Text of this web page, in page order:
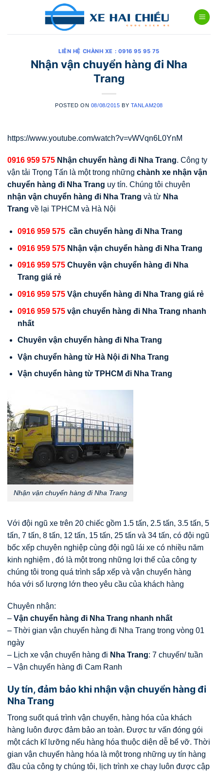
LIÊN HỆ CHÀNH XE : 0916 95 95 75
Nhận vận chuyển hàng đi Nha
Trang
POSTED ON 08/08/2015 BY TANLAM208
https://www.youtube.com/watch?v=vWVqn6L0YnM
0916 959 575 Nhận chuyển hàng đi Nha Trang. Công ty
vận tải Trọng Tấn là một trong những chành xe nhận vận
chuyển hàng đi Nha Trang uy tín. Chúng tôi chuyên
nhận vận chuyển hàng đi Nha Trang và từ Nha
Trang về lại TPHCM và Hà Nội
0916 959 575cần chuyển hàng đi Nha Trang
0916 959 575Nhận vận chuyển hàng đi Nha Trang
0916 959 575Chuyên vận chuyển hàng đi Nha
Trang giá rẻ
0916 959 575Vận chuyển hàng đi Nha Trang giá rẻ
0916 959 575vận chuyển hàng đi Nha Trang nhanh
nhất
Chuyên vận chuyển hàng đi Nha Trang
Vận chuyển hàng từ Hà Nội đi Nha Trang
Vận chuyển hàng từ TPHCM đi Nha Trang
Nhận vận chuyển hàng đi Nha Trang
Với đội ngũ xe trên 20 chiếc gồm 1.5 tấn, 2.5 tấn, 3.5 tấn, 5
tấn, 7 tấn, 8 tấn, 12 tấn, 15 tấn, 25 tấn và 34 tấn, có đội ngũ
bốc xếp chuyên nghiệp cùng đội ngũ lái xe có nhiều năm
kinh nghiệm , đó là một trong những lợi thế của công ty
chúng tôi trong quá trình sắp xếp và vận chuyển hàng
hóa với số lượng lớn theo yêu cầu của khách hàng
Chuyên nhận:
– Vận chuyển hàng đi Nha Trang nhanh nhất
– Thời gian vận chuyển hàng đi Nha Trang trong vòng 01
ngày
– Lịch xe vận chuyển hàng đi Nha Trang: 7 chuyến/ tuần
– Vận chuyển hàng đi Cam Ranh
Uy tín, đảm bảo khi nhận vận chuyển hàng đi
Nha Trang
Trong suốt quá trình vận chuyển, hàng hóa của khách
hàng luôn được đảm bảo an toàn. Được tư vấn đóng gói
một cách kĩ lưỡng nếu hàng hóa thuộc diện dễ bể vỡ. Thời
gian vận chuyển hàng hóa là một trong những uy tín hàng
đầu của công ty chúng tôi, lịch trình xe chạy luôn được cập